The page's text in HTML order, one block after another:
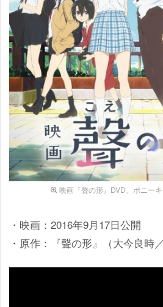
映画『聲の形』DVD、ポニー
・映画：2016年9月17日公開
・原作：『聲の形』（大今良時